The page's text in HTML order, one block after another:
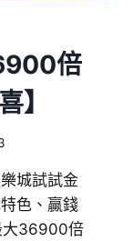
倍
】
城試試金
色、贏錢
大36900倍